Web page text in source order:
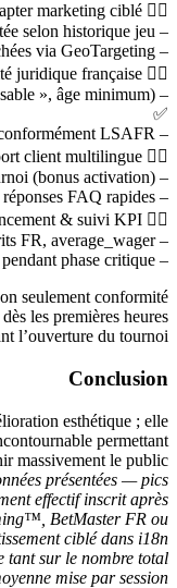
۳️⃣ Adapter marketing ciblé
– Campagne emailing FR segmentée selon historique jeu ✅
– Bannières publicitaires dynamiques affichées via GeoTargeting ✅
۴️⃣ Conformité juridique française
», âge minimum)
✅
– Intégrer option désinscription facile conformément LSAFR ✅
۵️⃣ Support client multilingue
– Former agents FR sur scénarios tournoi (bonus activation) ✅
– Mettre en place chat bot bilingue capable réponses FAQ rapides ✅
۶️⃣ Lancement & suivi KPI
– Dashboard Metabase affichant
FR, average_wager
– Alertes automatisées si conversion <8 % pendant phase critique ✅
seulement conformité
les premières heures
l’ouverture du tournoi.*
Conclusion
esthétique ; elle
permettant
massivement le public
présentées — pics
effectif inscrit après
BetMaster FR ou
ciblé dans i18n
tant sur le nombre total
mise par session.